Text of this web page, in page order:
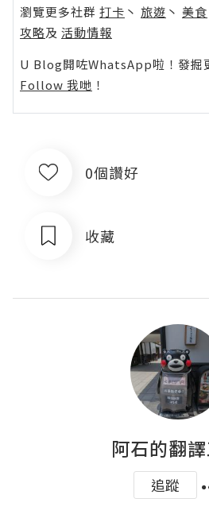
瀏覽更多社群 打卡 丶 旅遊 丶 美食
攻略及 活動情報
U Blog開咗WhatsApp啦！發掘
Follow 我哋 ！
0個讚好
收藏
阿石的翻
追蹤